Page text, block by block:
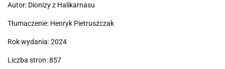
Autor: Dionizy z Halikarnasu
Tłumaczenie: Henryk Pietruszczak
Rok wydania: 2024
Liczba stron: 857